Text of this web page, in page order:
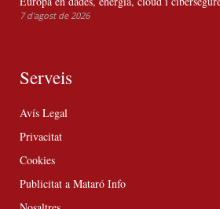
7 d'agost de 2026
Serveis
Avís Legal
Privacitat
Cookies
Publicitat a Mataró Info